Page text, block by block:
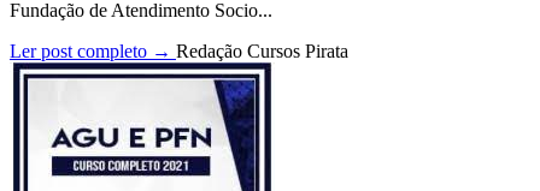
Fundação de Atendimento Socio...
Ler post completo → Redação Cursos Pirata